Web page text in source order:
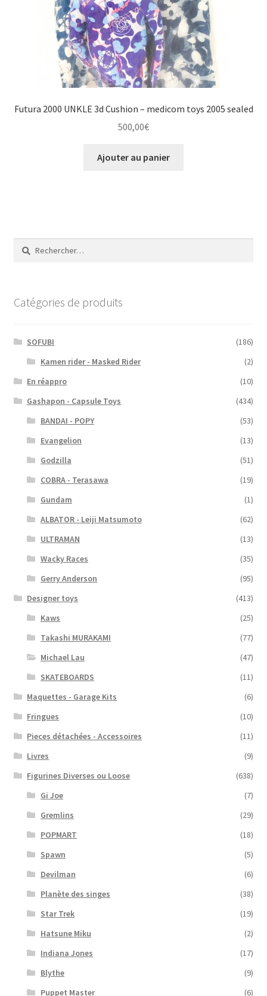
Futura 2000 UNKLE 3d Cushion – medicom toys 2005 sealed
500,00€
Ajouter au panier
Rechercher :
Catégories de produits
SOFUBI
(186)
Kamen rider - Masked Rider
(2)
En réappro
(10)
Gashapon - Capsule Toys
(434)
BANDAI - POPY
(53)
Evangelion
(13)
Godzilla
(51)
COBRA - Terasawa
(19)
Gundam
(1)
ALBATOR - Leiji Matsumoto
(62)
ULTRAMAN
(13)
Wacky Races
(35)
Gerry Anderson
(95)
Designer toys
(413)
Kaws
(25)
Takashi MURAKAMI
(77)
Michael Lau
(47)
SKATEBOARDS
(11)
Maquettes - Garage Kits
(6)
Fringues
(10)
Pieces détachées - Accessoires
(11)
Livres
(9)
Figurines Diverses ou Loose
(638)
Gi Joe
(7)
Gremlins
(29)
POPMART
(18)
Spawn
(5)
Devilman
(6)
Planète des singes
(38)
Star Trek
(19)
Hatsune Miku
(2)
Indiana Jones
(17)
Blythe
(9)
Puppet Master
(6)